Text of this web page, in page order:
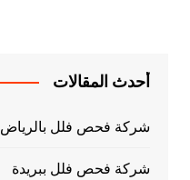
أحدث المقالات
شركة فحص فلل بالرياض
شركة فحص فلل ببريدة